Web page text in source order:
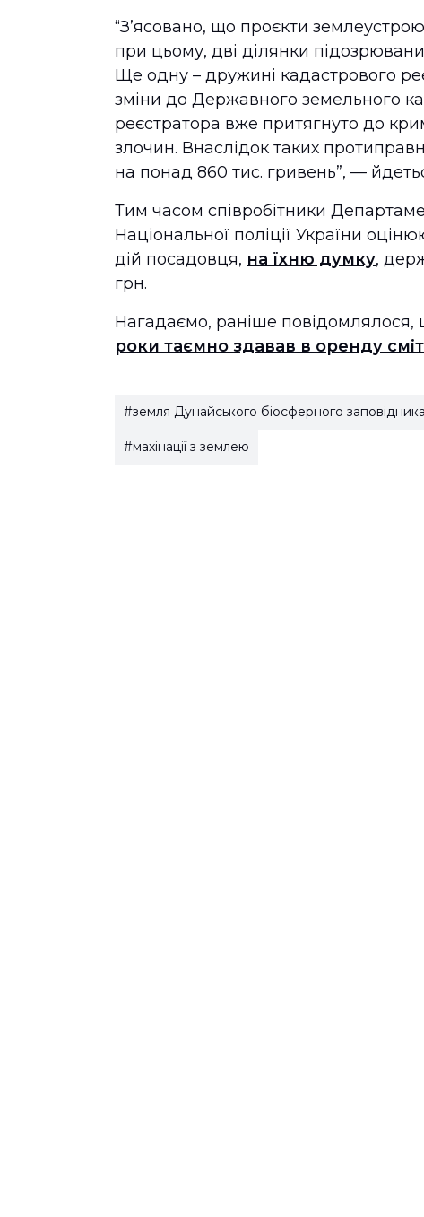
“З’ясовано, що проєкти
при цьому, дві ділянки
Ще одну – дружині кадастрового
зміни до Державного земельного
реєстратора вже притягнуто до
злочин. Внаслідок таких
на понад 860 тис. гривень”, —
Тим часом співробітники
Національної поліції України
дій посадовця, на їхню думку,
грн.
Нагадаємо, раніше повідомлялося,
роки таємно здавав в оренду
#земля Дунайського біосферного заповідника
#махінації з землею